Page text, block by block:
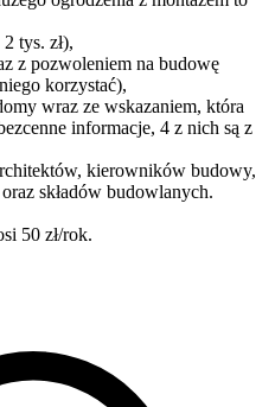
tys. zł),
z pozwoleniem na budowę
korzystać),
wraz ze wskazaniem, która
informacje, 4 z nich są z
kierowników budowy,
składów budowlanych.
50 zł/rok.